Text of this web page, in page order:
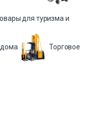
для туризма и
Торговое